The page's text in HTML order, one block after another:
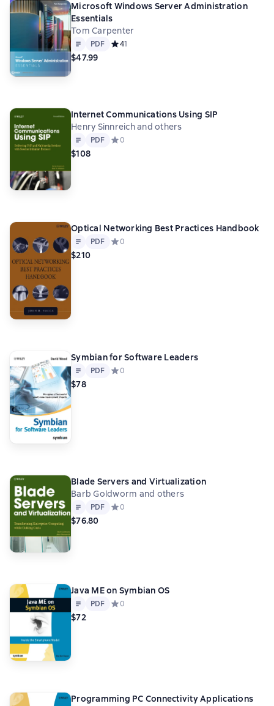
Microsoft Windows Server Administration
Essentials
Tom Carpenter
Text PDF
PDF Средний рейтинг 4 на основе 1 оценок
41
$47.99
Internet Communications Using SIP
Henry Sinnreich and others
Text PDF
PDF Средний рейтинг 0 на основе 0 оценок
0
$108
Optical Networking Best Practices Handbook
Text PDF
PDF Средний рейтинг 0 на основе 0 оценок
0
$210
Symbian for Software Leaders
Text PDF
PDF Средний рейтинг 0 на основе 0 оценок
0
$78
Blade Servers and Virtualization
Barb Goldworm and others
Text PDF
PDF Средний рейтинг 0 на основе 0 оценок
0
$76.80
Java ME on Symbian OS
Text PDF
PDF Средний рейтинг 0 на основе 0 оценок
0
$72
Programming PC Connectivity Applications